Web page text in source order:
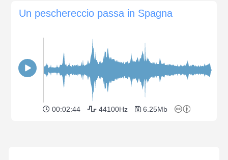
Un peschereccio passa in Spagna
00:02:44 44100Hz 6.25Mb